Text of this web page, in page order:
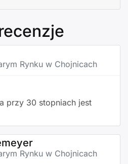
Rynku w Chojnicach
przy 30 stopniach jest
Rynku w Chojnicach